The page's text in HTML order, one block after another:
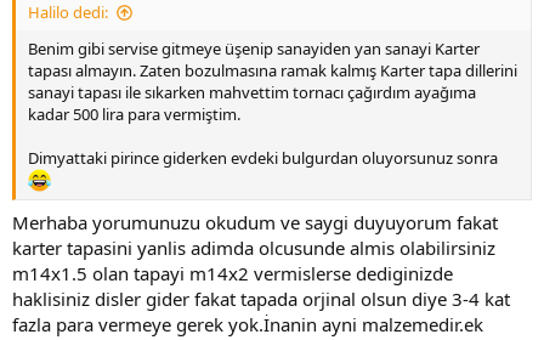
Not:her bakımda (her yağ değişiminde) karter tapası ve tapa pulu
yenisiyle değişmesi gerekir, dışardan yan sanayi tapaya boşu
boşuna para vermeyiniz çünkü orjinal tapa yetkili serviste aynı
rakamlara satılmaktadır, veya arasında fiyat farkı 40-50 liradan fazla
değildir, dışarda orjinal diye satılan tapalar 2. kalite yan sanayi
tapalardır, karter tapası göz kararı veya haddinden fazla
sıkılmamalıdır..!! tork anahtarı ile 30 nM değerde sıkılmalıdır. aksi
durumda can sıkıcı durumlar yaşamanız kaçınılmazdır. Buna çok
dikkat etmelisiniz.
Halilo dedi:
Benim gibi servise gitmeye üşenip sanayiden yan sanayi Karter
tapası almayın. Zaten bozulmasına ramak kalmış Karter tapa dillerini
sanayi tapası ile sıkarken mahvettim tornacı çağırdım ayağıma
kadar 500 lira para vermiştim.
Dimyattaki pirince giderken evdeki bulgurdan oluyorsunuz sonra
Merhaba yorumunuzu okudum ve saygi duyuyorum fakat
karter tapasini yanlis adimda olcusunde almis olabilirsiniz
m14x1.5 olan tapayi m14x2 vermislerse dediginizde
haklisiniz disler gider fakat tapada orjinal olsun diye 3-4 kat
fazla para vermeye gerek yok.İnanin ayni malzemedir.ek